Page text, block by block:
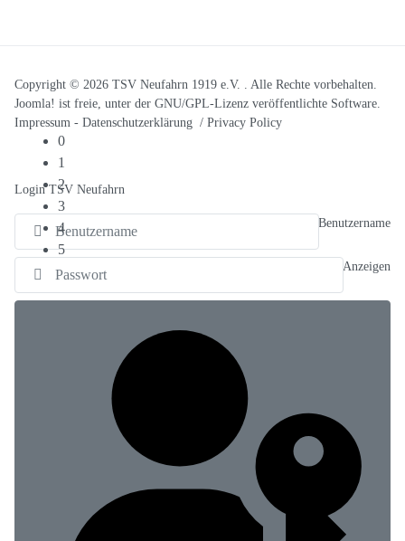
Graffiti
Ein voller Erfolg
0
1
2
3
4
5
Copyright © 2026 TSV Neufahrn 1919 e.V. . Alle Rechte vorbehalten.
Joomla! ist freie, unter der GNU/GPL-Lizenz veröffentlichte Software.
Impressum - Datenschutzerklärung / Privacy Policy
Login TSV Neufahrn
Benutzername
Anzeigen